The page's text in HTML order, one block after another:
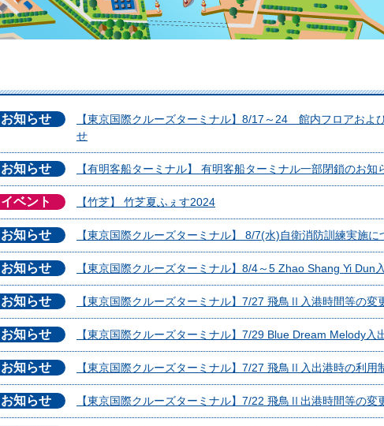
お知らせ
【東京国際クルーズターミナル】8/17～24 館内フロアおよ
せ
お知らせ 【有明客船ターミナル】 有明客船ターミナル一部閉鎖のお知
イベント 【竹芝】 竹芝夏ふぇす2024
お知らせ 【東京国際クルーズターミナル】 8/7(水)自衛消防訓練実施に
お知らせ 【東京国際クルーズターミナル】8/4～5 Zhao Shang Yi Dun
お知らせ 【東京国際クルーズターミナル】7/27 飛鳥Ⅱ入港時間等の変
お知らせ 【東京国際クルーズターミナル】7/29 Blue Dream Melody入
お知らせ 【東京国際クルーズターミナル】7/27 飛鳥Ⅱ入出港時の利用
お知らせ 【東京国際クルーズターミナル】7/22 飛鳥Ⅱ出港時間等の変